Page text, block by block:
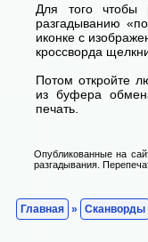
Для того чтобы
разгадыванию
иконке с
кроссворда
Потом откройте
из буфера
печать.
Опубликованные на
разгадывания.
Главная » Сканворды